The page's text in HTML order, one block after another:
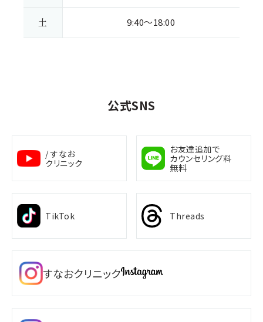
土 9:40～18:00
公式SNS
/ すなお
クリニック
お友達追加で
カウンセリング料
無料
TikTok Threads
すなおクリニック